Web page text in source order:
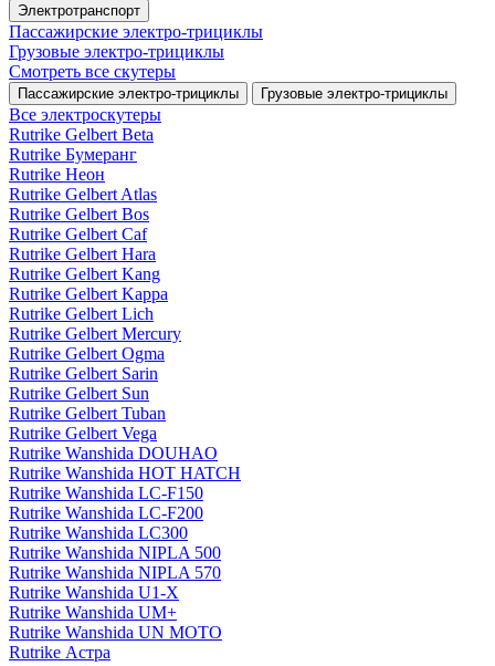
Электротранспорт
Пассажирские электро‑трициклы
Грузовые электро‑трициклы
Смотреть все скутеры
Пассажирские электро‑трициклы Грузовые электро‑трициклы
Все электро­скутеры
Rutrike Gelbert Beta
Rutrike Бумеранг
Rutrike Неон
Rutrike Gelbert Atlas
Rutrike Gelbert Bos
Rutrike Gelbert Caf
Rutrike Gelbert Hara
Rutrike Gelbert Kang
Rutrike Gelbert Kappa
Rutrike Gelbert Lich
Rutrike Gelbert Mercury
Rutrike Gelbert Ogma
Rutrike Gelbert Sarin
Rutrike Gelbert Sun
Rutrike Gelbert Tuban
Rutrike Gelbert Vega
Rutrike Wanshida DOUHAO
Rutrike Wanshida HOT HATCH
Rutrike Wanshida LC-F150
Rutrike Wanshida LC-F200
Rutrike Wanshida LC300
Rutrike Wanshida NIPLA 500
Rutrike Wanshida NIPLA 570
Rutrike Wanshida U1-X
Rutrike Wanshida UM+
Rutrike Wanshida UN MOTO
Rutrike Астра